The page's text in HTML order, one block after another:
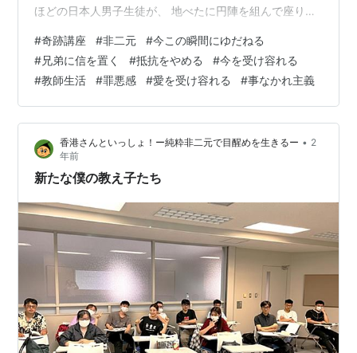
ほどの日本人男子生徒が、 地べたに円陣を組んで座り、
ない。 「ちょっと、ごめん！」と声をかけたが、 彼らは
全く知らん顔で、大声でしゃべっている。 仕方なく僕
は、なんとか彼らの間をすり抜け、 自転車を泊めると、
職員室へ入っていった。 いつもなら、 「こいつら、邪魔
やけど、自分が若かった頃も こんな感じやったし、ま
あ、しゃーないかあ…」 くら…
#奇跡講座 #非二元 #今この瞬間にゆだねる
#兄弟に信を置く #抵抗をやめる #今を受け容れる
#教師生活 #罪悪感 #愛を受け容れる #事なかれ主義
香港さんといっしょ！ー純粋非二元で目醒めを生きるー • 2
年前
新たな僕の教え子たち